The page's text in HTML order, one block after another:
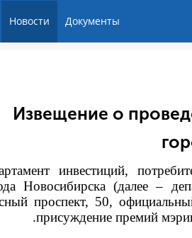
Документы
Новости
Извещение о
инвестиций,
Новосибирска (далее –
проспект, 50,
присуждение премий